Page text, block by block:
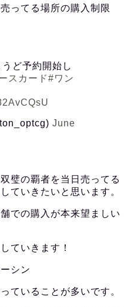
ってる場所の購入制限
ど予約開始し
スカード#ワン
June
璧の覇者を当日売ってる
ていきたいと思います。
での購入が本来望ましい
ていきます！
シン
ていることが多いです。